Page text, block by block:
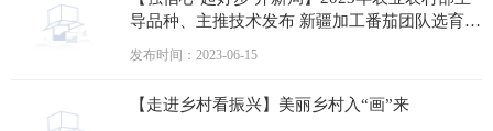
导品种、主推技术发布 新疆加工番茄团队选育
发布时间：2023-06-15
【走进乡村看振兴】美丽乡村入“画”来